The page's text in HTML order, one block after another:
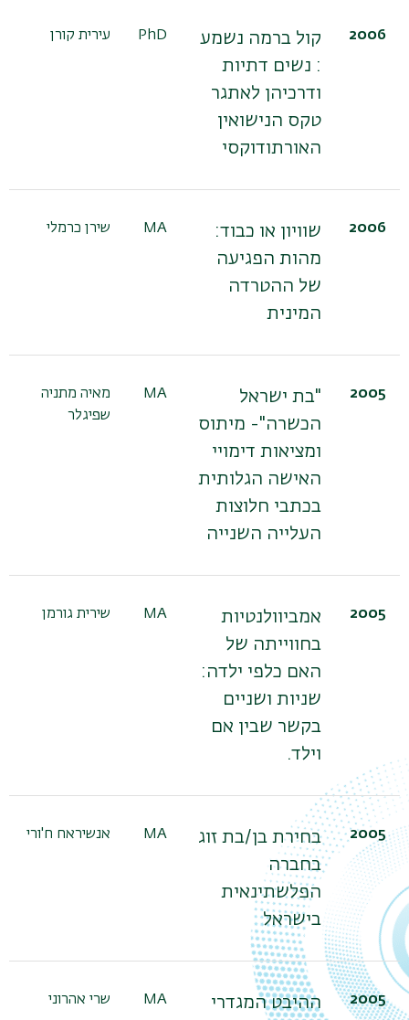
2006
קול ברמה נשמע
: נשים דתיות
ודרכיהן לאתגר
טקס הנישואין
האורתודוקסי
PhD עירית קורן
2006
שוויון או כבוד:
מהות הפגיעה
של ההטרדה
המינית
MA שירן כרמלי
2005
"בת ישראל
הכשרה"- מיתוס
ומציאות דימויי
האישה הגלותית
בכתבי חלוצות
העלייה השנייה
MA
מאיה מתניה
שפיגלר
2005
אמביוולנטיות
בחווייתה של
האם כלפי ילדה:
שניות ושניים
בקשר שבין אם
וילד.
MA שירית גורמן
2005
בחירת בן/בת זוג
בחברה
הפלשתינאית
בישראל
MA אנשיראח ח'ורי
2005
ההיבט המגדרי
MA שרי אהרוני